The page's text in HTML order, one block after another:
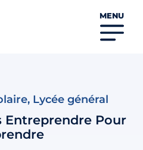
MENU
, Lycée général
Entreprendre Pour